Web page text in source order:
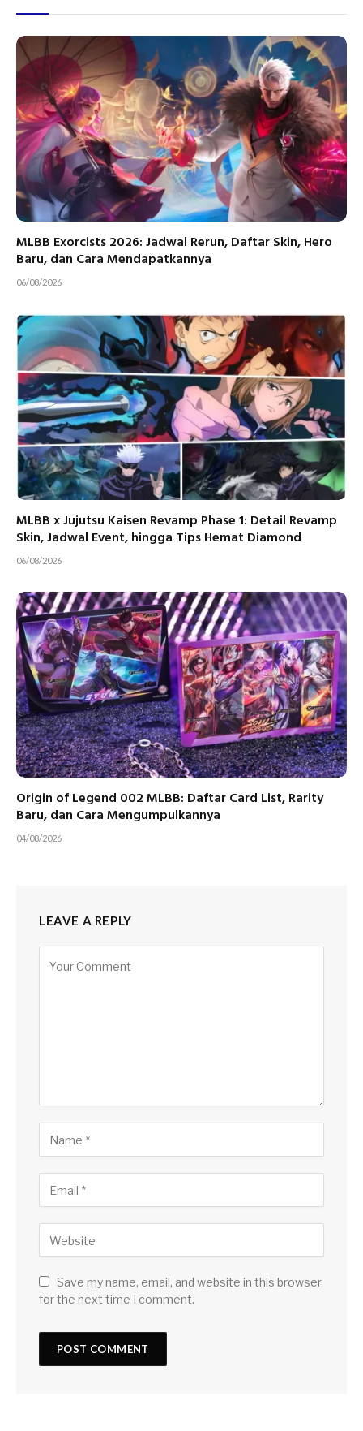
MLBB Exorcists 2026: Jadwal Rerun, Daftar Skin, Hero
Baru, dan Cara Mendapatkannya
06/08/2026
MLBB x Jujutsu Kaisen Revamp Phase 1: Detail Revamp
Skin, Jadwal Event, hingga Tips Hemat Diamond
06/08/2026
Origin of Legend 002 MLBB: Daftar Card List, Rarity
Baru, dan Cara Mengumpulkannya
04/08/2026
LEAVE A REPLY
Save my name, email, and website in this browser
for the next time I comment.